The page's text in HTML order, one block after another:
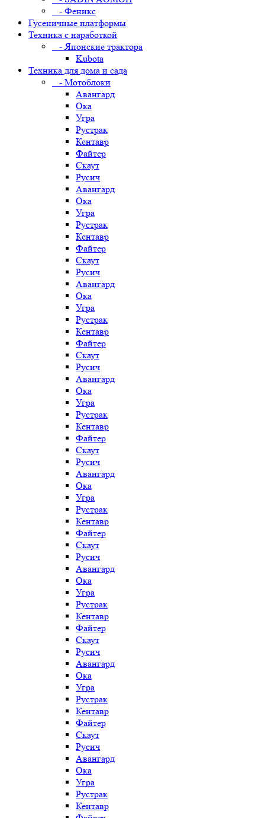
- Феникс
Гусеничные платформы
Техника с наработкой
- Японские трактора
Kubota
Техника для дома и сада
- Мотоблоки
Авангард
Ока
Угра
Рустрак
Кентавр
Файтер
Скаут
Русич
Авангард
Ока
Угра
Рустрак
Кентавр
Файтер
Скаут
Русич
Авангард
Ока
Угра
Рустрак
Кентавр
Файтер
Скаут
Русич
Авангард
Ока
Угра
Рустрак
Кентавр
Файтер
Скаут
Русич
Авангард
Ока
Угра
Рустрак
Кентавр
Файтер
Скаут
Русич
Авангард
Ока
Угра
Рустрак
Кентавр
Файтер
Скаут
Русич
Авангард
Ока
Угра
Рустрак
Кентавр
Файтер
Скаут
Русич
Авангард
Ока
Угра
Рустрак
Кентавр